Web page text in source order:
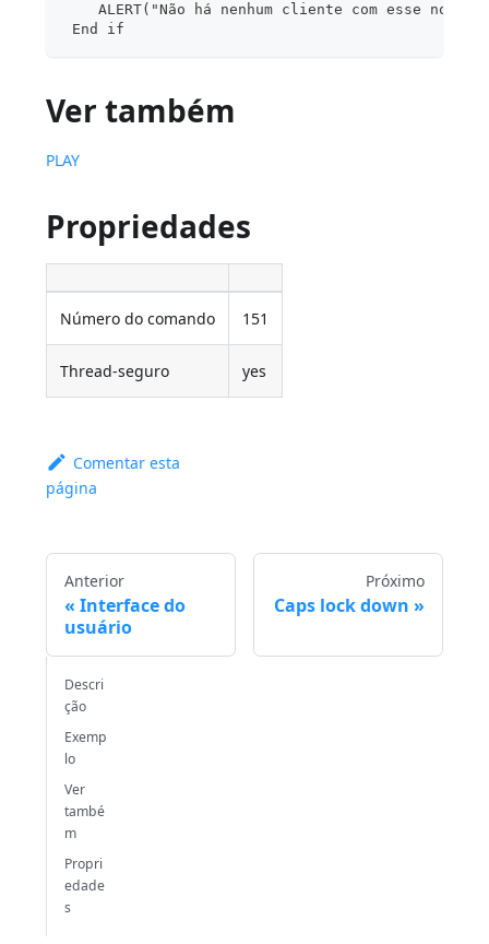
ALERT("Não há nenhum cliente com esse
End if
Ver também
PLAY
Propriedades
Número do comando 151
Thread-seguro yes
Comentar esta
página
Anterior
Interface do
usuário
Próximo
Caps lock down
Descri
ção
Exemp
lo
Ver
també
m
Propri
edade
s